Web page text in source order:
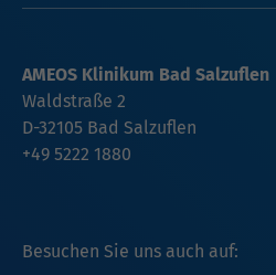
Besuchen Sie uns auch auf:
AMEOS Klinikum Bad Salzuflen
Waldstraße 2
D-32105 Bad Salzuflen
+49 5222 1880